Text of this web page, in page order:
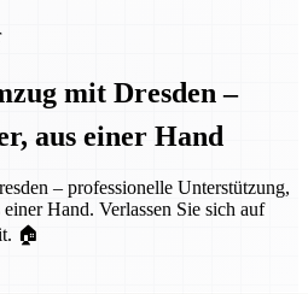
mit Dresden –
aus einer Hand
– professionelle Unterstützung,
Hand. Verlassen Sie sich auf
🏠